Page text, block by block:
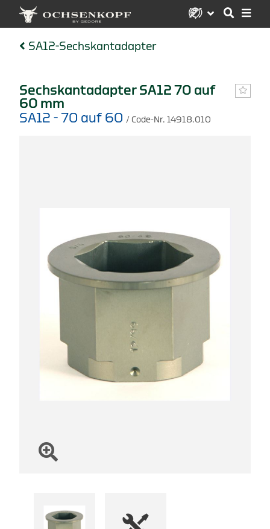
SA12-Sechskantadapter
Sechskantadapter SA12 70 auf
60 mm
SA12 - 70 auf 60 / Code-Nr. 14918.010